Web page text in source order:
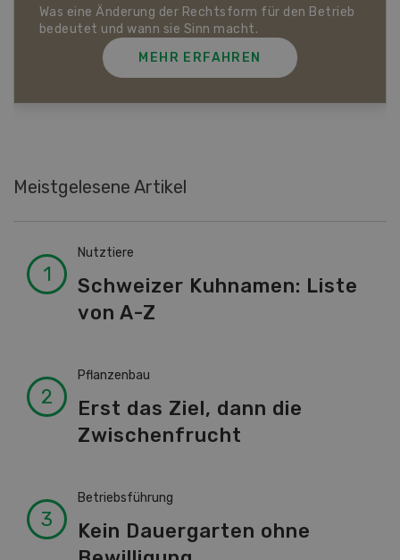
Dossier Bio-Artikel
MEHR ERFAHREN
Meistgelesene Artikel
Nutztiere
Schweizer Kuhnamen: Liste
von A-Z
Pflanzenbau
Erst das Ziel, dann die
Zwischenfrucht
Betriebsführung
Kein Dauergarten ohne